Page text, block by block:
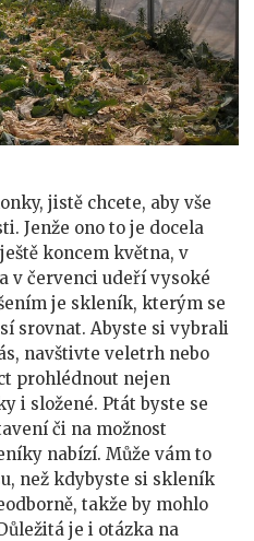
jistě chcete, aby vše
Jenže ono to je docela
koncem května, v
v červenci udeří vysoké
je skleník, kterým se
srovnat. Abyste si vybrali
navštivte veletrh nebo
prohlédnout nejen
i složené. Ptát byste se
či na možnost
nabízí. Může vám to
než kdybyste si skleník
takže by mohlo
je i otázka na